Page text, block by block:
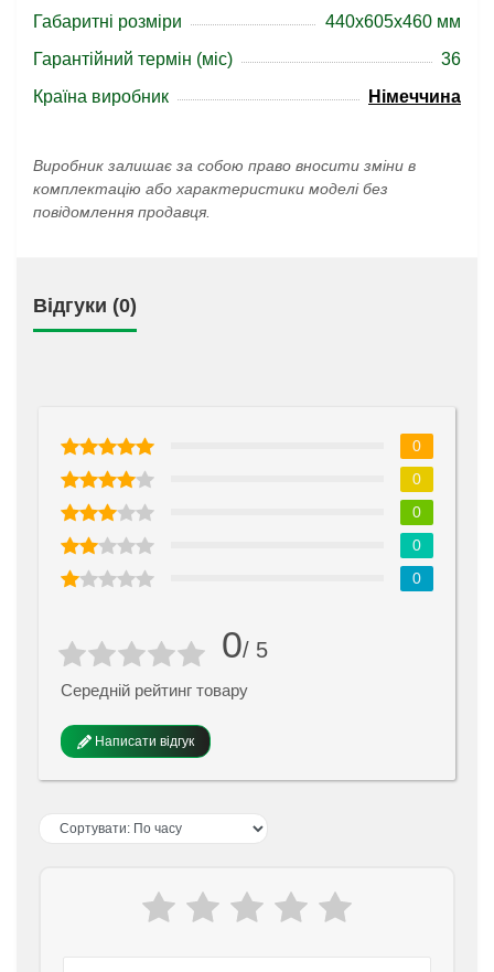
Габаритні розміри
440x605x460 мм
Гарантійний термін (міс)
36
Країна виробник
Німеччина
Виробник залишає за собою право вносити зміни в
комплектацію або характеристики моделі без
повідомлення продавця.
Відгуки (0)
0/ 5
Середній рейтинг товару
Написати відгук
0
0
0
0
0